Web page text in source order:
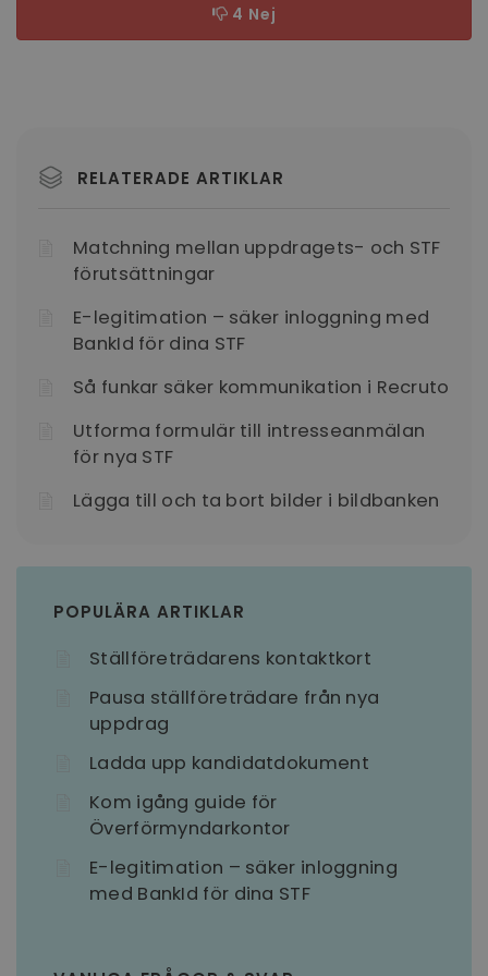
4 Nej
RELATERADE ARTIKLAR
Matchning mellan uppdragets- och STF
förutsättningar
E-legitimation – säker inloggning med
BankId för dina STF
Så funkar säker kommunikation i Recruto
Utforma formulär till intresseanmälan
för nya STF
Lägga till och ta bort bilder i bildbanken
POPULÄRA ARTIKLAR
Ställföreträdarens kontaktkort
Pausa ställföreträdare från nya
uppdrag
Ladda upp kandidatdokument
Kom igång guide för
Överförmyndarkontor
E-legitimation – säker inloggning
med BankId för dina STF
Strikt nödvändigt Prestanda
Inriktning
Funktioner
Strikt nödvändiga kakor tillåter
kärnwebbplatsfunktioner som användarinloggning
och kontohantering. Webbplatsen kan inte
Namn
Leverantör / Domän
Utgång
li_gc
LinkedIn
PHPSESSID
support.recruto.se
Google
Integritetspolicy